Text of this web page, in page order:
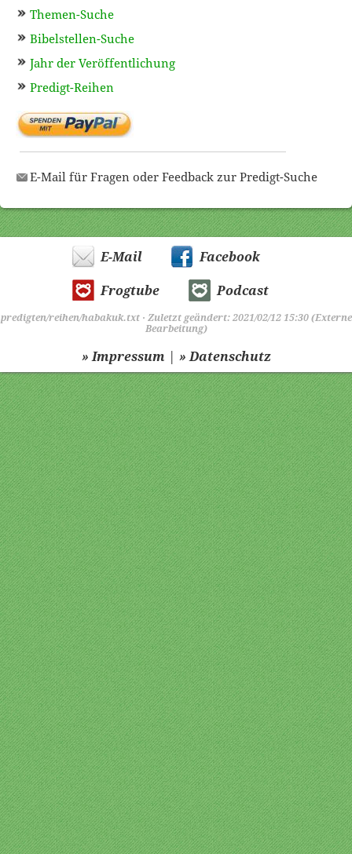
Themen-Suche
Bibelstellen-Suche
Jahr der Veröffentlichung
Predigt-Reihen
E-Mail für Fragen oder Feedback zur Predigt-Suche
E-Mail Facebook
Frogtube Podcast
predigten/reihen/habakuk.txt· Zuletzt geändert: 2021/02/12 15:30 (Externe
Bearbeitung)
» Impressum | » Datenschutz